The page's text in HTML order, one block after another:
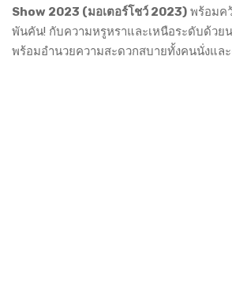
Show 2023 (มอเตอร์โชว์ 2023) พร้อมค
พันคัน! กับความหรูหราและเหนือระดับด้วย
พร้อมอำนวยความสะดวกสบายทั้งคนนั่งแล